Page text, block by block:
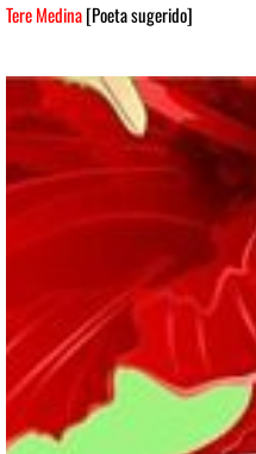
Tere Medina[Poeta sugerido]